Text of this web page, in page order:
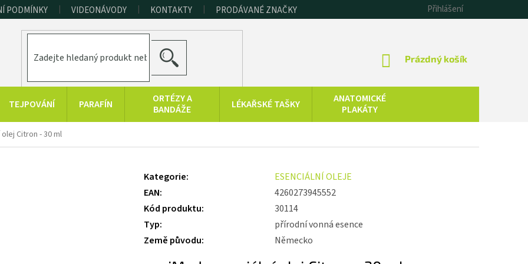
PODMÍNKY VIDEONÁVODY KONTAKTY PRODÁVANÉ ZNAČKY Přihlášení
HLEDAT
NÁKUPNÍ
Prázdný košík
TEJPOVÁNÍ PARAFÍN
ORTÉZY A
BANDÁŽE
LÉKAŘSKÉ TAŠKY
ANATOMICKÉ
PLAKÁTY
POMŮCKY
FITNESS
VÝROBKY
TERAPIE
MRTVÉHO MOŘE
STŘÍBRO,
ZLATO, ZINEK
Citron - 30 ml
Kategorie:
ESENCIÁLNÍ OLEJE
EAN:
4260273945552
Kód produktu:
30114
Typ:
přírodní vonná esence
Země původu: Německo